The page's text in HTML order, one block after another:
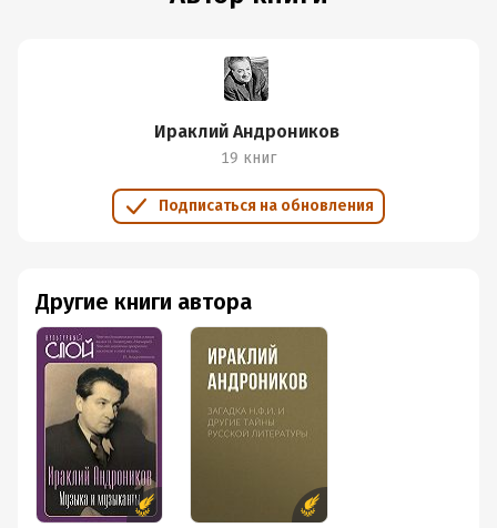
Ираклий Андроников
19 книг
Подписаться на обновления
Другие книги автора